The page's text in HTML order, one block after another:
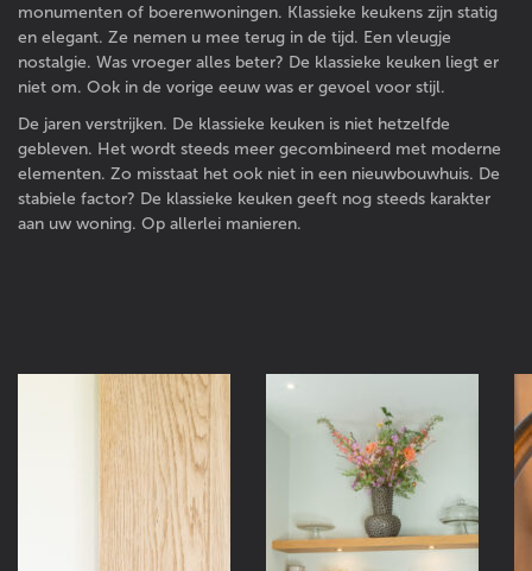
monumenten of boerenwoningen. Klassieke keukens zijn statig
en elegant. Ze nemen u mee terug in de tijd. Een vleugje
nostalgie. Was vroeger alles beter? De klassieke keuken liegt er
niet om. Ook in de vorige eeuw was er gevoel voor stijl.
De jaren verstrijken. De klassieke keuken is niet hetzelfde
gebleven. Het wordt steeds meer gecombineerd met moderne
elementen. Zo misstaat het ook niet in een nieuwbouwhuis. De
stabiele factor? De klassieke keuken geeft nog steeds karakter
aan uw woning. Op allerlei manieren.